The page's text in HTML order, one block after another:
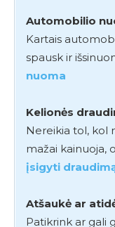
Automobilio
Kartais
spausk ir
nuoma
Kelionės
Nereikia tol, kol
mažai kainuoja,
įsigyti
Atšaukė ar
Patikrink ar gali